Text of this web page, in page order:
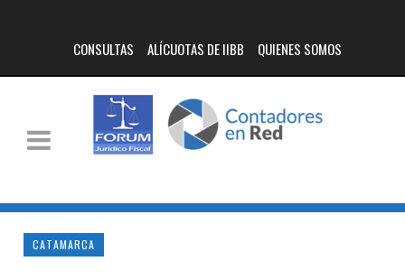
CONSULTAS ALÍCUOTAS DE IIBB QUIENES SOMOS
CATAMARCA